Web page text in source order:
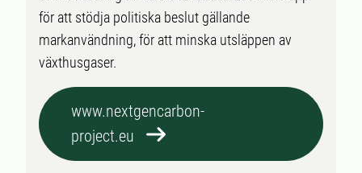
för att stödja politiska beslut gällande
markanvändning, för att minska utsläppen av
växthusgaser.
www.nextgencarbon-
project.eu